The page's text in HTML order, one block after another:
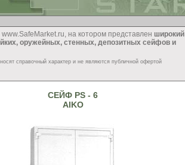
на котором представлен широкий
оружейных, стенных, депозитных сейфов и
справочный характер и не являются публичной офертой
СЕЙФ PS - 6
AIKO